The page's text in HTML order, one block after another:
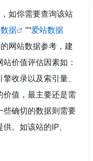
如你需要查询该站
据 ""爱站数据
网站数据参考，建
价值评估因素如：
收录以及索引量、
价值，最主要还是需
些确切的数据则需要
。如该站的IP、